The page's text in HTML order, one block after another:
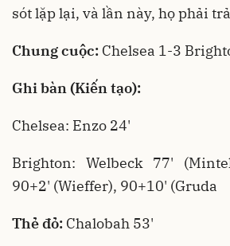
sót lặp lại, và lần này, họ phải
Chung cuộc: Chelsea 1-3
Ghi bàn (Kiến tạo):
Chelsea: Enzo 24'
Brighton: Welbeck 77'
90+2' (Wieffer), 90+10' (Gruda
Thẻ đỏ: Chalobah 53'